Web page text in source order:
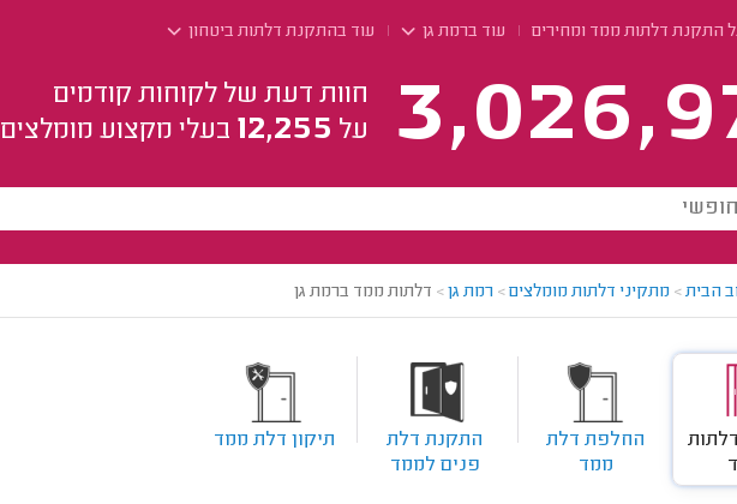
התקנת דלתות ממד ומחירים עוד ברמת גן עוד בהתקנת דלתות ביטחון
חוות דעת של לקוחות קודמים
על 12,255 בעלי מקצוע מומלצים
הבית> מתקיני דלתות מומלצים> רמת גן> דלתות ממד ברמת גן
החלפת דלת
ממד
התקנת דלת
פנים לממד
תיקון דלת ממד